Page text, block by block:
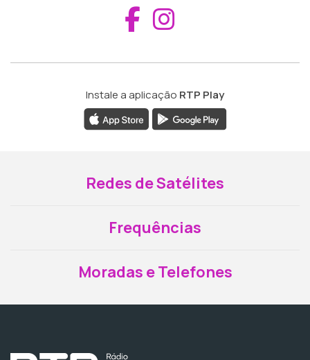
Aceder ao
Instale a aplicação RTP Play
Redes de Satélites
Frequências
Moradas e Telefones